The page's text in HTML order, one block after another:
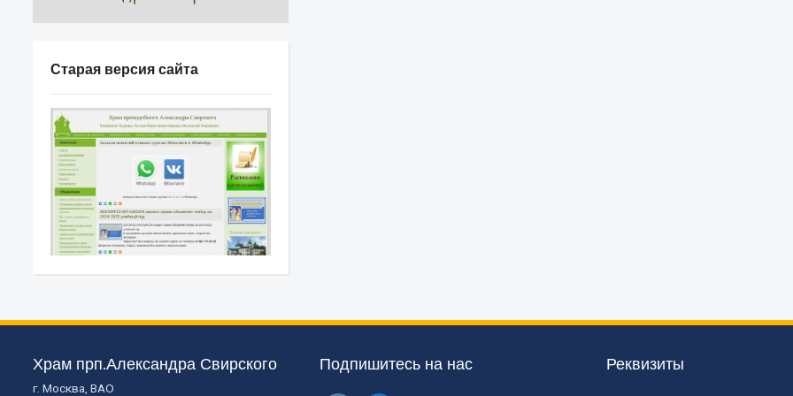
Старая версия сайта
Храм прп.Александра Свирского
г. Москва, ВАО
Подпишитесь на нас Реквизиты